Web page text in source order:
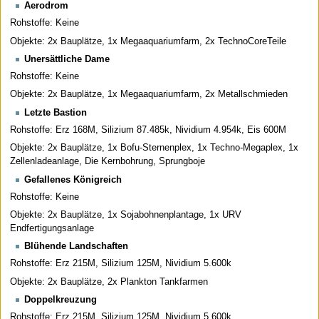
Aerodrom
Rohstoffe: Keine
Objekte: 2x Bauplätze, 1x Megaaquariumfarm, 2x TechnoCoreTeile
Unersättliche Dame
Rohstoffe: Keine
Objekte: 2x Bauplätze, 1x Megaaquariumfarm, 2x Metallschmieden
Letzte Bastion
Rohstoffe: Erz 168M, Silizium 87.485k, Nividium 4.954k, Eis 600M
Objekte: 2x Bauplätze, 1x Bofu-Sternenplex, 1x Techno-Megaplex, 1x
Zellenladeanlage, Die Kernbohrung, Sprungboje
Gefallenes Königreich
Rohstoffe: Keine
Objekte: 2x Bauplätze, 1x Sojabohnenplantage, 1x URV
Endfertigungsanlage
Blühende Landschaften
Rohstoffe: Erz 215M, Silizium 125M, Nividium 5.600k
Objekte: 2x Bauplätze, 2x Plankton Tankfarmen
Doppelkreuzung
Rohstoffe: Erz 215M, Silizium 125M, Nividium 5.600k